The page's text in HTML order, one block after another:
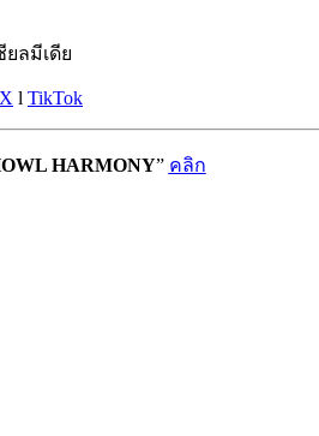
ลมีเดีย
X l TikTok
HARMONY” คลิก